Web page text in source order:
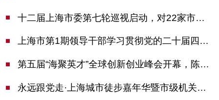
十二届上海市委第七轮巡视启动，对22家市管单位开展常规巡视
上海市第1期领导干部学习贯彻党的二十届四中全会精神专题研讨班开班，陈吉宁作专题报告
第五届“海聚英才”全球创新创业峰会开幕，陈吉宁出席并启动新一届大赛
永远跟党走·上海城市徒步嘉年华暨市级机关运动会开幕